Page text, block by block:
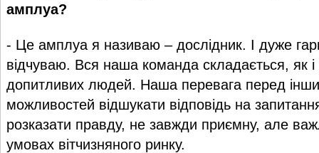
амплуа?
- Це амплуа я називаю – дослідник. І дуже
відчуваю. Вся наша команда складається, як і
допитливих людей. Наша перевага перед
можливостей відшукати відповідь на
розказати правду, не завжди приємну, але
умовах вітчизняного ринку.